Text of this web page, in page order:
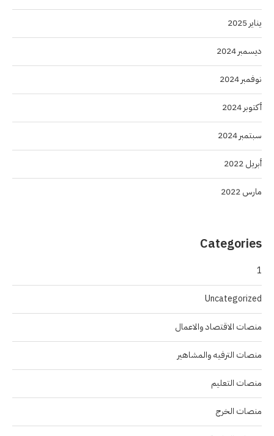
يناير 2025
ديسمبر 2024
نوفمبر 2024
أكتوبر 2024
سبتمبر 2024
أبريل 2022
مارس 2022
Categories
1
Uncategorized
منصات الاقتصاد والاعمال
منصات الترفيه والمشاهير
منصات التعليم
منصات الخرج